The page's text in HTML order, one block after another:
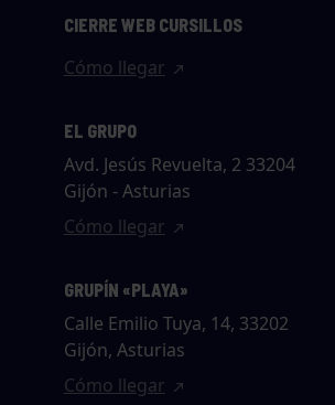
CIERRE WEB CURSILLOS
Cómo llegar
EL GRUPO
Avd. Jesús Revuelta, 2 33204
Gijón - Asturias
Cómo llegar
GRUPÍN «PLAYA»
Calle Emilio Tuya, 14, 33202
Gijón, Asturias
Cómo llegar